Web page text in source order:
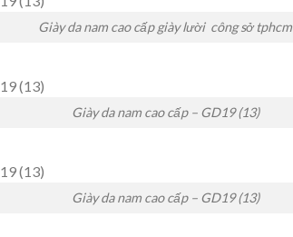
Giày da nam cao cấp giày lười công sở tphcm
Giày da nam cao cấp – GD19 (13)
Giày da nam cao cấp – GD19 (13)